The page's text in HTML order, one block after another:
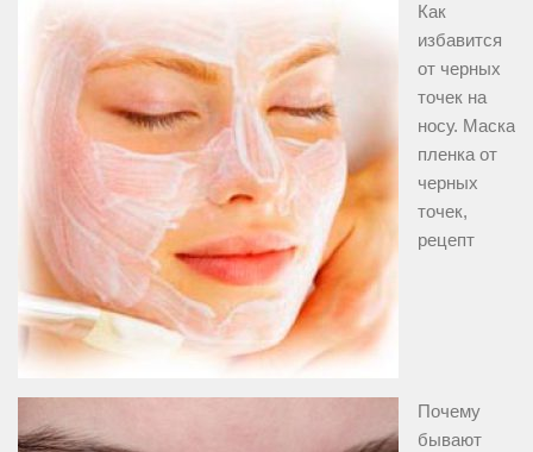
Как
избавится
от черных
точек на
носу. Маска
пленка от
черных
точек,
рецепт
Почему
бывают